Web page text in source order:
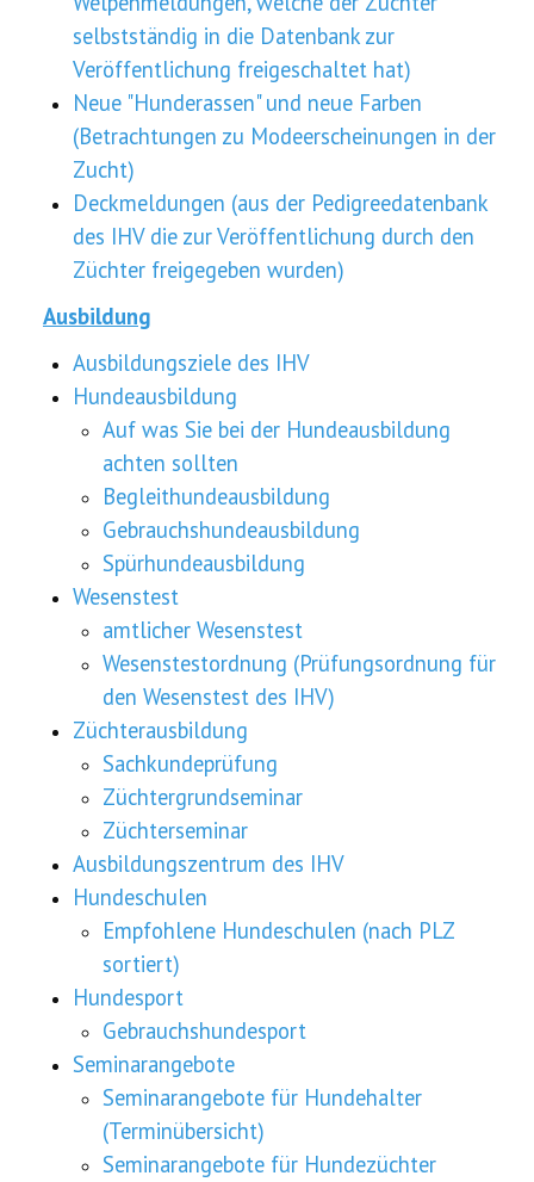
selbstständig in die Datenbank zur
Veröffentlichung freigeschaltet hat)
Neue "Hunderassen" und neue Farben
(Betrachtungen zu Modeerscheinungen in der
Zucht)
Deckmeldungen (aus der Pedigreedatenbank
des IHV die zur Veröffentlichung durch den
Züchter freigegeben wurden)
Ausbildung
Ausbildungsziele des IHV
Hundeausbildung
Auf was Sie bei der Hundeausbildung
achten sollten
Begleithundeausbildung
Gebrauchshundeausbildung
Spürhundeausbildung
Wesenstest
amtlicher Wesenstest
Wesenstestordnung (Prüfungsordnung für
den Wesenstest des IHV)
Züchterausbildung
Sachkundeprüfung
Züchtergrundseminar
Züchterseminar
Ausbildungszentrum des IHV
Hundeschulen
Empfohlene Hundeschulen (nach PLZ
sortiert)
Hundesport
Gebrauchshundesport
Seminarangebote
Seminarangebote für Hundehalter
(Terminübersicht)
Seminarangebote für Hundezüchter